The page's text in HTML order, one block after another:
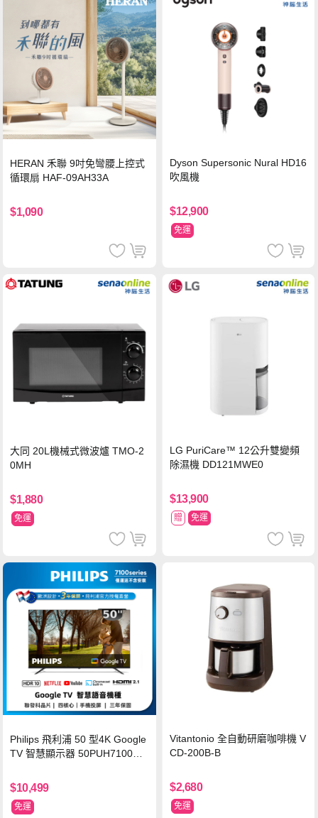
HERAN 禾聯 9吋免彎腰上控式
循環扇 HAF-09AH33A
$1,090
Dyson Supersonic Nural HD16
吹風機
$12,900
免運
大同 20L機械式微波爐 TMO-2
0MH
$1,880
免運
LG PuriCare™ 12公升雙變頻
除濕機 DD121MWE0
$13,900
贈 免運
Philips 飛利浦 50 型4K Google
TV 智慧顯示器 50PUH7100
$10,499
免運
Vitantonio 全自動研磨咖啡機 V
CD-200B-B
$2,680
免運